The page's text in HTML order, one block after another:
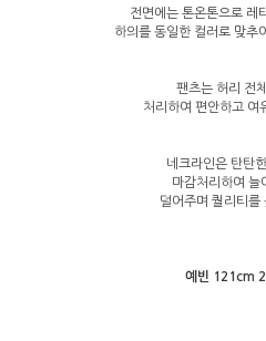
전면에는 톤온톤으로 레
하의를 동일한 컬러로 맞추
팬츠는 허리 전
처리하여 편안하고 여
네크라인은 탄탄
마감처리하여 늘
덜어주며 퀄리티를
예빈 121cm